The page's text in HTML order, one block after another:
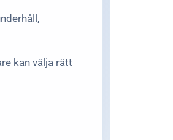
kan välja rätt